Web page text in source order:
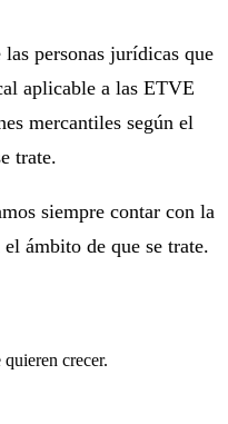
personas jurídicas que
aplicable a las ETVE
mercantiles según el
trate.
siempre contar con la
ámbito de que se trate.
crecer.